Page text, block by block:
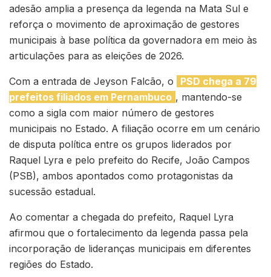
adesão amplia a presença da legenda na Mata Sul e
reforça o movimento de aproximação de gestores
municipais à base política da governadora em meio às
articulações para as eleições de 2026.
Com a entrada de Jeyson Falcão, o
PSD chega a 79
prefeitos filiados em Pernambuco , mantendo-se
como a sigla com maior número de gestores
municipais no Estado. A filiação ocorre em um cenário
de disputa política entre os grupos liderados por
Raquel Lyra e pelo prefeito do Recife, João Campos
(PSB), ambos apontados como protagonistas da
sucessão estadual.
Ao comentar a chegada do prefeito, Raquel Lyra
afirmou que o fortalecimento da legenda passa pela
incorporação de lideranças municipais em diferentes
regiões do Estado.